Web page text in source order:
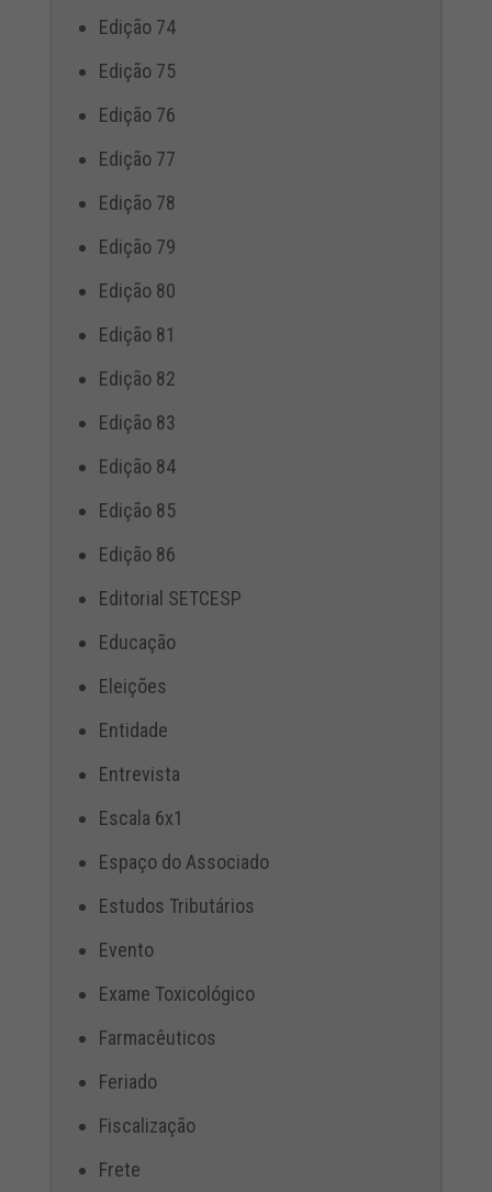
Edição 74
Edição 75
Edição 76
Edição 77
Edição 78
Edição 79
Edição 80
Edição 81
Edição 82
Edição 83
Edição 84
Edição 85
Edição 86
Editorial SETCESP
Educação
Eleições
Entidade
Entrevista
Escala 6x1
Espaço do Associado
Estudos Tributários
Evento
Exame Toxicológico
Farmacêuticos
Feriado
Fiscalização
Frete